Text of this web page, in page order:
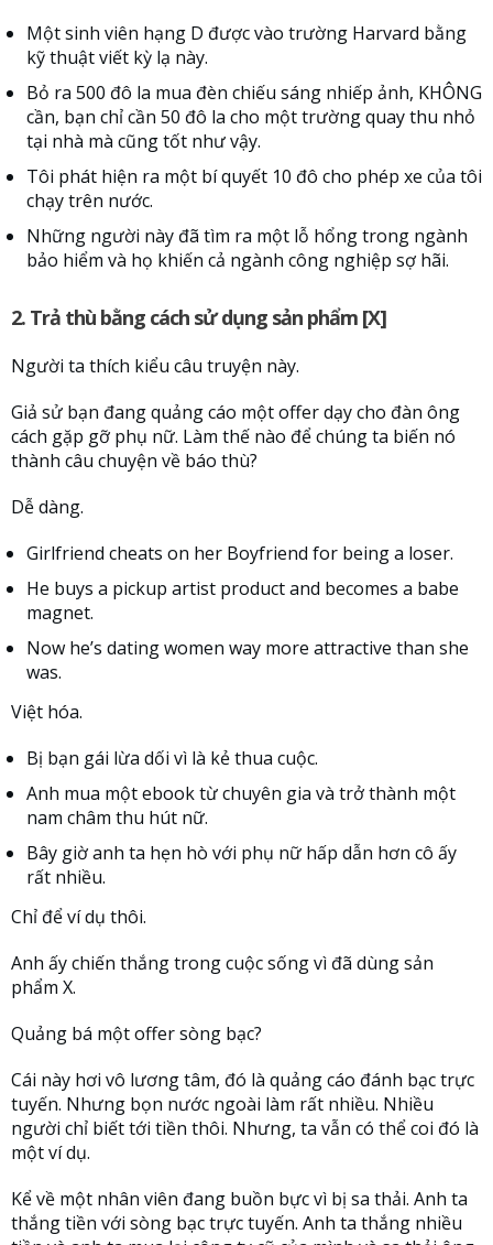
Một sinh viên hạng D được vào trường Harvard bằng
kỹ thuật viết kỳ lạ này.
Bỏ ra 500 đô la mua đèn chiếu sáng nhiếp ảnh, KHÔNG
cần, bạn chỉ cần 50 đô la cho một trường quay thu nhỏ
tại nhà mà cũng tốt như vậy.
Tôi phát hiện ra một bí quyết 10 đô cho phép xe của tôi
chạy trên nước.
Những người này đã tìm ra một lỗ hổng trong ngành
bảo hiểm và họ khiến cả ngành công nghiệp sợ hãi.
2. Trả thù bằng cách sử dụng sản phẩm [X]
Người ta thích kiểu câu truyện này.
Giả sử bạn đang quảng cáo một offer dạy cho đàn ông
cách gặp gỡ phụ nữ. Làm thế nào để chúng ta biến nó
thành câu chuyện về báo thù?
Dễ dàng.
Girlfriend cheats on her Boyfriend for being a loser.
He buys a pickup artist product and becomes a babe
magnet.
Now he’s dating women way more attractive than she
was.
Việt hóa.
Bị bạn gái lừa dối vì là kẻ thua cuộc.
Anh mua một ebook từ chuyên gia và trở thành một
nam châm thu hút nữ.
Bây giờ anh ta hẹn hò với phụ nữ hấp dẫn hơn cô ấy
rất nhiều.
Chỉ để ví dụ thôi.
Anh ấy chiến thắng trong cuộc sống vì đã dùng sản
phẩm X.
Quảng bá một offer sòng bạc?
Cái này hơi vô lương tâm, đó là quảng cáo đánh bạc trực
tuyến. Nhưng bọn nước ngoài làm rất nhiều. Nhiều
người chỉ biết tới tiền thôi. Nhưng, ta vẫn có thể coi đó là
một ví dụ.
Kể về một nhân viên đang buồn bực vì bị sa thải. Anh ta
thắng tiền với sòng bạc trực tuyến. Anh ta thắng nhiều